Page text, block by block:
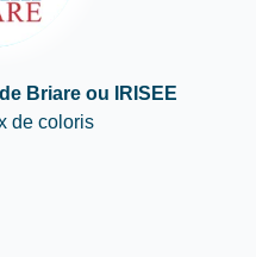
Briare ou IRISEE
de coloris